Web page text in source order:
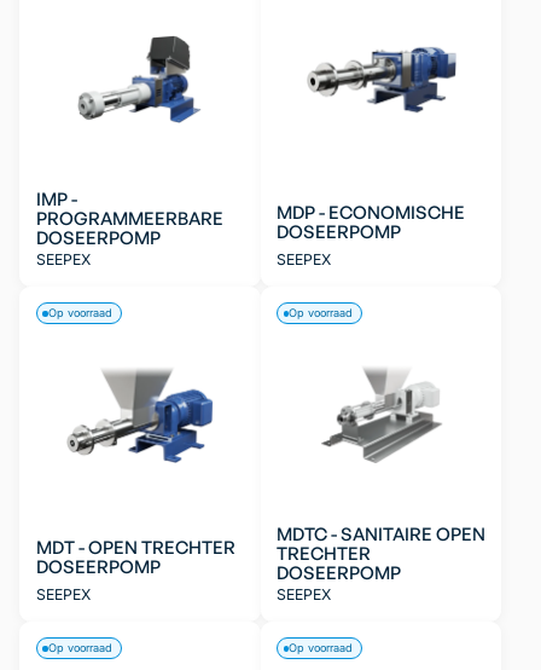
IMP -
PROGRAMMEERBARE
DOSEERPOMP
SEEPEX
MDP - ECONOMISCHE
DOSEERPOMP
SEEPEX
MDT - OPEN TRECHTER
DOSEERPOMP
SEEPEX
Op voorraad
MDTC - SANITAIRE OPEN
TRECHTER
DOSEERPOMP
SEEPEX
Op voorraad
Op voorraad Op voorraad